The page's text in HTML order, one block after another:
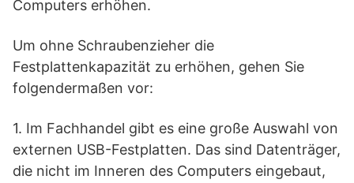
Computers erhöhen.
Um ohne Schraubenzieher die
Festplattenkapazität zu erhöhen, gehen Sie
folgendermaßen vor:
1. Im Fachhandel gibt es eine große Auswahl von
externen USB-Festplatten. Das sind Datenträger,
die nicht im Inneren des Computers eingebaut,